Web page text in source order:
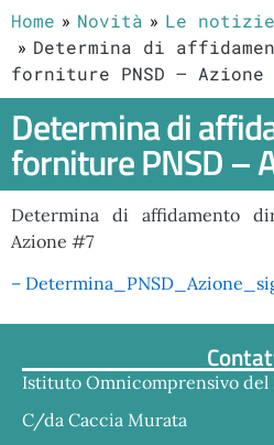
Home Novità
Le notizie
Determina di
forniture PNSD – Azione
Determina di
forniture PNSD –
Determina di affidamento
Azione #7
–
Istituto Omnicomprensivo del
C/da Caccia Murata